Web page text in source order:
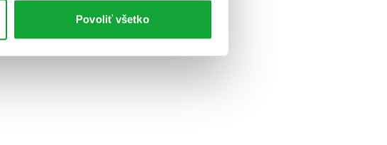
Povoliť všetko